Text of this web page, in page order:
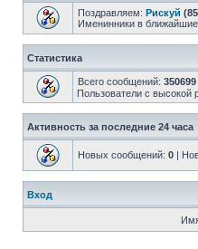
Поздравляем: Рискуй
Именинники в
Статистика
Всего сообщений: 350699
Пользователи с высокой
Активность за последние 24 часа
Новых сообщений: 0 |
Вход